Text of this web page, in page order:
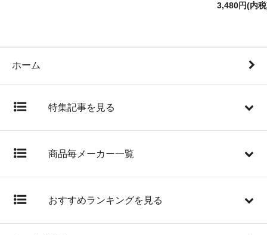
3,480円(内
ホーム
特集記事を見る
商品毎メーカー一覧
おすすめランキングを見る